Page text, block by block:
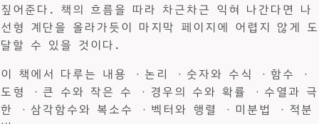
짚어준다. 책의 흐름을 따라 차근차근 익혀 나간다면 나
선형 계단을 올라가듯이 마지막 페이지에 어렵지 않게 도
달할 수 있을 것이다.
이 책에서 다루는 내용 ㆍ논리 ㆍ숫자와 수식 ㆍ함수 ㆍ
도형 ㆍ큰 수와 작은 수 ㆍ경우의 수와 확률 ㆍ수열과 극
한 ㆍ삼각함수와 복소수 ㆍ벡터와 행렬 ㆍ미분법 ㆍ적분